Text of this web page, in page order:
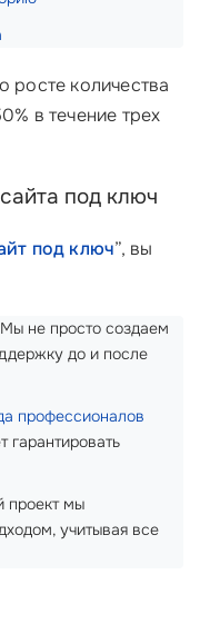
росте количества
в течение трех
под ключ
под ключ”, вы
Мы не просто создаем
до и после
профессионалов
гарантировать
проект мы
учитывая все